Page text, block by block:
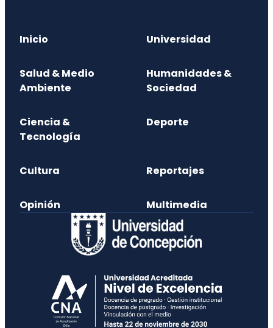
Inicio Universidad
Salud & Medio
Ambiente
Humanidades &
Sociedad
Ciencia &
Tecnología
Deporte
Cultura Reportajes
Opinión Multimedia